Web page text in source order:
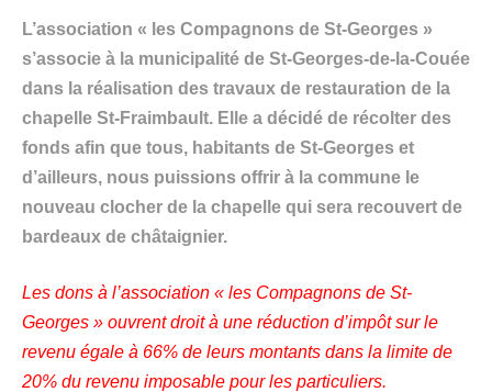
L’association « les Compagnons de St-Georges »
s’associe à la municipalité de St-Georges-de-la-Couée
dans la réalisation des travaux de restauration de la
chapelle St-Fraimbault. Elle a décidé de récolter des
fonds afin que tous, habitants de St-Georges et
d’ailleurs, nous puissions offrir à la commune le
nouveau clocher de la chapelle qui sera recouvert de
bardeaux de châtaignier.
Les dons à l’association « les Compagnons de St-
Georges » ouvrent droit à une réduction d’impôt sur le
revenu égale à 66% de leurs montants dans la limite de
20% du revenu imposable pour les particuliers.